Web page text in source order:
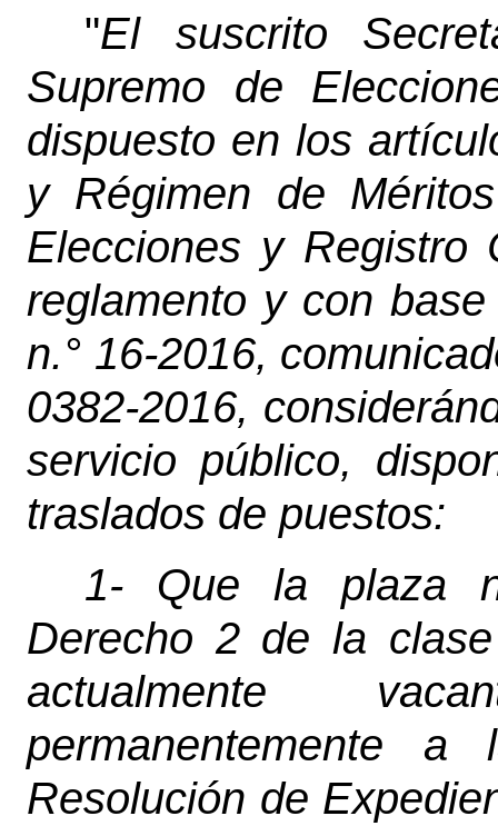
"El suscrito
Supremo de
dispuesto en los
y Régimen de
Elecciones y
reglamento y con
n.° 16-2016,
0382-2016,
servicio público,
traslados de puestos:
1- Que la plaza
Derecho 2 de la
actualmente
permanentemente
Resolución de